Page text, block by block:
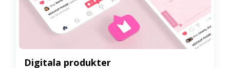
Digitala produkter